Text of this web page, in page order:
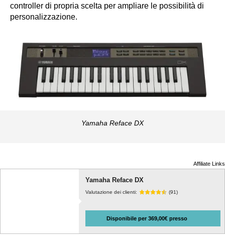
controller di propria scelta per ampliare le possibilità di
personalizzazione.
Yamaha Reface DX
Affiliate Links
Yamaha Reface DX
Valutazione dei clienti: (91)
Disponibile per 369,00€ presso